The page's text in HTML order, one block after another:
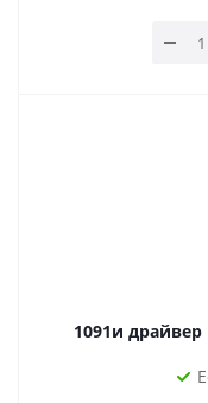
1091и драйвер LED 3W: 3,7В => 3...3,6В/700мА